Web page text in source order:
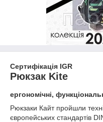
Сертифікація IGR
Рюкзак Kite
ергономічні,
Рюкзаки Кайт пройшли
європейських стандартів